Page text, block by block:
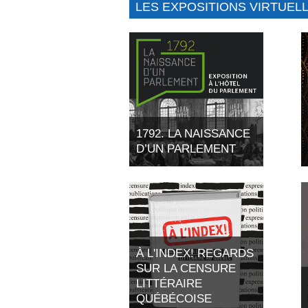
LES EXPOSITIONS
1792. LA NAISSANCE
D’UN PARLEMENT
Cette exposition, présentée
dans le cadre du 225e
anniversaire des institutions
parlementaires du Québec,
raconte la fascinante histoire
des origines de la démocratie
québécoise.
À L'INDEX! REGARDS
SUR LA CENSURE
LITTÉRAIRE
QUÉBÉCOISE